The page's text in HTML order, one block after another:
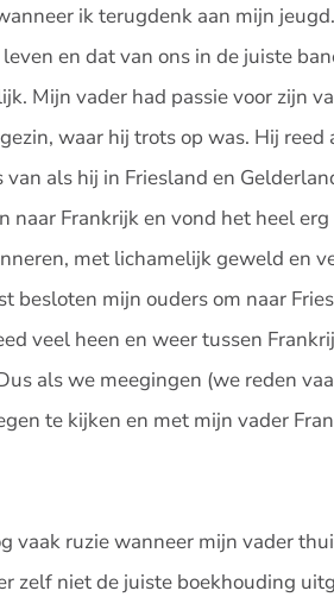
ik terugdenk aan mijn
en dat van ons in de juiste
Mijn vader had passie voor zijn
waar hij trots op was. Hij reed
als hij in Friesland en
Frankrijk en vond het heel
met lichamelijk geweld en
besloten mijn ouders om naar
veel heen en weer tussen
als we meegingen (we reden
te kijken en met mijn vader
vaak ruzie wanneer mijn vader
zelf niet de juiste boekhouding